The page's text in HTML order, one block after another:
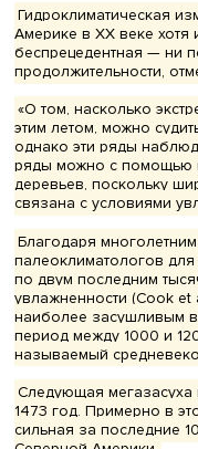
это касается
система
в ней серьезные
Ольга Соломина,
факультета
НИУ ВШЭ